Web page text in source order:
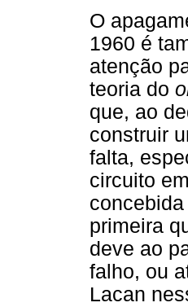
O
1960 é
atenção
teoria do
que, ao
construir
falta,
circuito
primeira
deve ao
falho, ou
Lacan